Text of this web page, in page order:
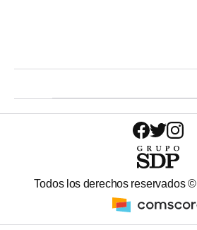
Todos los derechos reservados ©